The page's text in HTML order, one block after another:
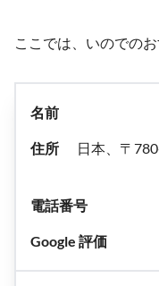
ここでは、いのでの
日本、〒